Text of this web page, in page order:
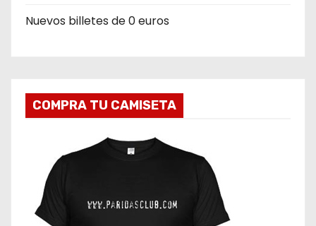
Nuevos billetes de 0 euros
COMPRA TU CAMISETA